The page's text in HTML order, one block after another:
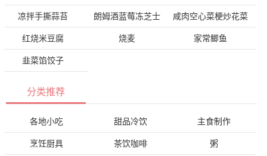
凉拌手撕蒜苔 朗姆酒蓝莓冻芝士 咸肉空心菜梗炒花菜
红烧米豆腐 烧麦 家常鲫鱼
韭菜馅饺子
分类推荐
各地小吃 甜品冷饮 主食制作
烹饪厨具 茶饮咖啡 粥